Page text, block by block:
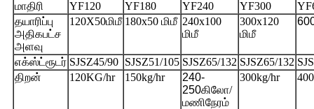
மாதிரி YF120 YF180 YF240 YF300
தயாரிப்பு
அதிகபட்ச
அளவு
120X50மிமீ 180x50 மிமீ 240x100
மிமீ
300x120
மிமீ
எக்ஸ்ட்ரூடர் SJSZ45/90 SJSZ51/105 SJSZ65/132 SJSZ65/132
திறன்
120KG/hr 150kg/hr
240-
250கிலோ/
மணிநேரம்
300kg/hr